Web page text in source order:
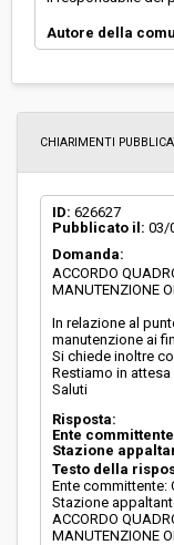
Autore della
CHIARIMENTI
ID: 626627
Pubblicato il: 03/
Domanda:
ACCORDO
MANUTENZIONE
In relazione al
manutenzione ai
Si chiede inoltre
Restiamo in
Saluti
Risposta:
Ente
Stazione
Testo della
Ente committente:
Stazione
ACCORDO
MANUTENZIONE